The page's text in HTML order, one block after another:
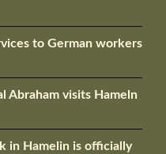
to German workers
visits Hameln
in Hamelin is officially